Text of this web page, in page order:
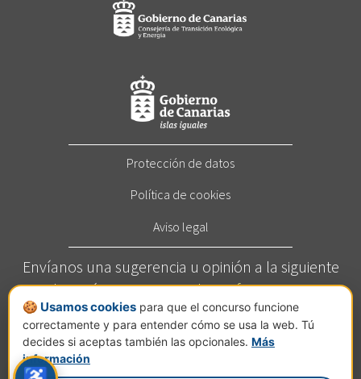
Protección de datos
Política de cookies
Aviso legal
Envíanos una sugerencia u opinión a la siguiente
dirección:concurso@elcortafuegos.com
Llámanos al822 272 209 (Horario: Este servicio está
disponible de lunes a viernes de 7 a 14 horas).
Calle Jesús Hernández Guzmán, nº 2, planta C, Pol.
🍪 Usamos cookies para que el concurso funcione
correctamente y para entender cómo se usa la web. Tú
decides si aceptas también las opcionales. Más
información